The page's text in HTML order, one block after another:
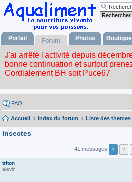
Portail Forum Photos Boutique
FAQ
Accueil Index du forum Liste des themes
Insectes
41 messages 1 2
triton
alevin